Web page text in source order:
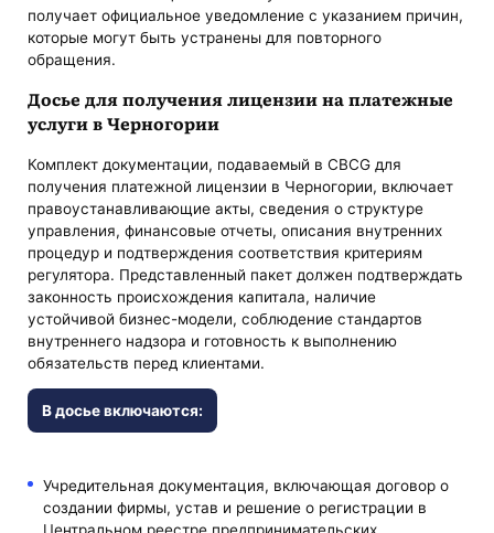
получает официальное уведомление с указанием причин,
которые могут быть устранены для повторного
обращения.
Досье для получения лицензии на платежные
услуги в Черногории
Комплект документации, подаваемый в CBCG для
получения платежной лицензии в Черногории, включает
правоустанавливающие акты, сведения о структуре
управления, финансовые отчеты, описания внутренних
процедур и подтверждения соответствия критериям
регулятора. Представленный пакет должен подтверждать
законность происхождения капитала, наличие
устойчивой бизнес-модели, соблюдение стандартов
внутреннего надзора и готовность к выполнению
обязательств перед клиентами.
В досье включаются:
Учредительная документация, включающая договор о
создании фирмы, устав и решение о регистрации в
Центральном реестре предпринимательских